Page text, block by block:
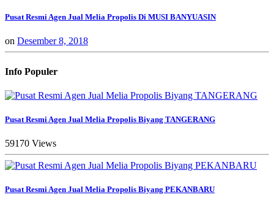
Pusat Resmi Agen Jual Melia Propolis Di MUSI BANYUASIN
on Desember 8, 2018
Info Populer
Pusat Resmi Agen Jual Melia Propolis Biyang TANGERANG
59170 Views
Pusat Resmi Agen Jual Melia Propolis Biyang PEKANBARU